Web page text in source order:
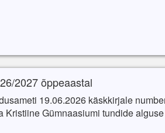
2027 õppeaastal
19.06.2026 käskkirjale
Kristiine Gümnaasiumi tundide